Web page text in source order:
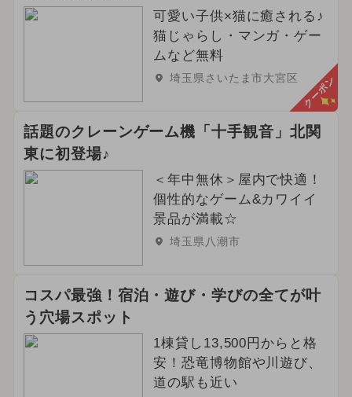
可愛い子供×猫に癒される♪
猫じゃらし・マンガ・ゲー
ムなど無料
埼玉県さいたま市大宮区 クーポン
話題のクレーンゲーム機「十手観音」北関
東に初登場♪
＜年中無休＞屋内で快適！
個性的なゲーム&カワイイ
景品が満載☆
埼玉県八潮市
コスパ最強！宿泊・遊び・学びの全てが叶
う穴場スポット
1棟貸し13,500円からと格
安！恐竜博物館や川遊び、
道の駅も近い